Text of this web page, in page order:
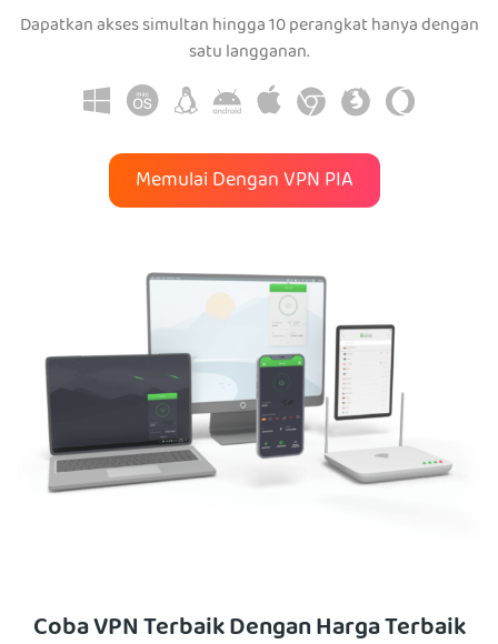
Dapatkan akses simultan hingga 10 perangkat hanya dengan
satu langganan.
Memulai Dengan VPN PIA
Coba VPN Terbaik Dengan Harga Terbaik